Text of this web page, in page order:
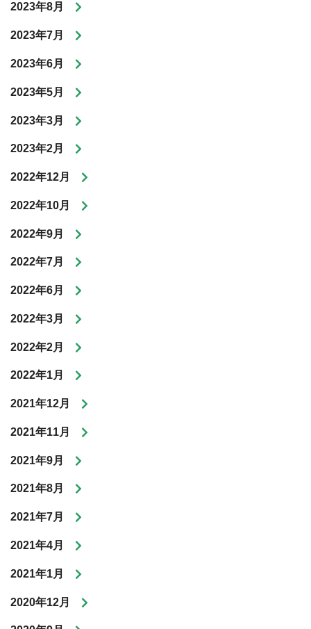
2023年8月
2023年7月
2023年6月
2023年5月
2023年3月
2023年2月
2022年12月
2022年10月
2022年9月
2022年7月
2022年6月
2022年3月
2022年2月
2022年1月
2021年12月
2021年11月
2021年9月
2021年8月
2021年7月
2021年4月
2021年1月
2020年12月